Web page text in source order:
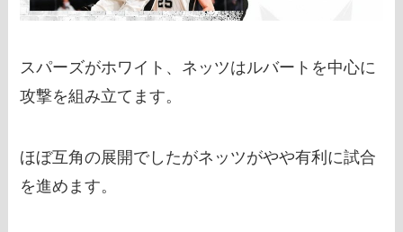
スパーズがホワイト、ネッツはルバートを中心に
攻撃を組み立てます。
ほぼ互角の展開でしたがネッツがやや有利に試合
を進めます。